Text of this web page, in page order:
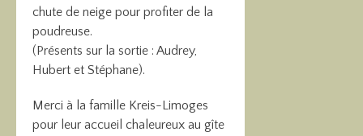
chute de neige pour profiter de la
poudreuse.
(Présents sur la sortie : Audrey,
Hubert et Stéphane).
Merci à la famille Kreis-Limoges
pour leur accueil chaleureux au gîte